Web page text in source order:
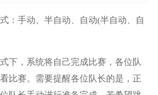
：手动、半自动、自动(半自动、自
下，系统将自己完成比赛，各位队
比赛。需要提醒各位队长的是，正